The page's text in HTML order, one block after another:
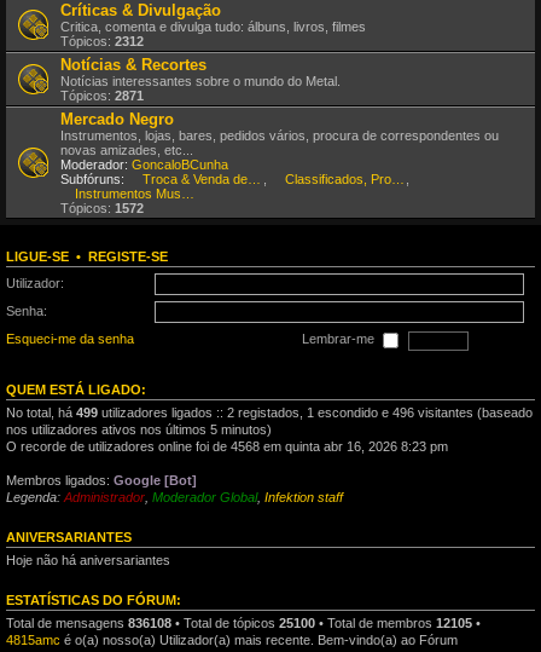
Críticas & Divulgação
Critica, comenta e divulga tudo: álbuns, livros, filmes
Tópicos: 2312
Notícias & Recortes
Notícias interessantes sobre o mundo do Metal.
Tópicos: 2871
Mercado Negro
Instrumentos, lojas, bares, pedidos vários, procura de correspondentes ou
novas amizades, etc...
Moderador: GoncaloBCunha
Subfóruns:
Tópicos: 1572
LIGUE-SE • REGISTE-SE
Utilizador:
Senha:
Esqueci-me da senha
Lembrar-me
QUEM ESTÁ LIGADO:
No total, há 499 utilizadores ligados :: 2 registados, 1 escondido e 496 visitantes (baseado
nos utilizadores ativos nos últimos 5 minutos)
O recorde de utilizadores online foi de 4568 em quinta abr 16, 2026 8:23 pm
Membros ligados: Google [Bot]
Legenda: Administrador Moderador Global, Infektion staff
ANIVERSARIANTES
Hoje não há aniversariantes
ESTATÍSTICAS DO FÓRUM:
Total de mensagens 836108 • Total de tópicos 25100 • Total de membros 12105 •
4815amc é o(a) nosso(a) Utilizador(a) mais recente. Bem-vindo(a) ao Fórum